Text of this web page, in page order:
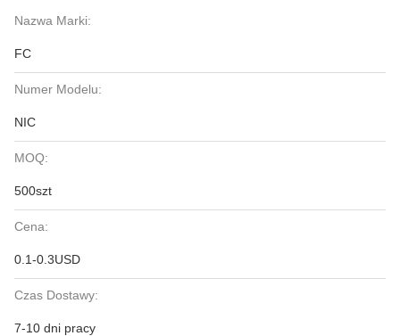
Nazwa Marki:
FC
Numer Modelu:
NIC
MOQ:
500szt
Cena:
0.1-0.3USD
Czas Dostawy:
7-10 dni pracy